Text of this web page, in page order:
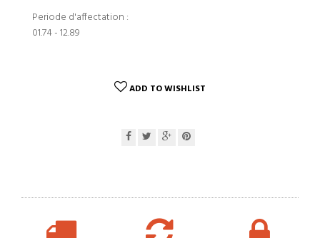
Periode d'affectation :
01.74 - 12.89
ADD TO WISHLIST